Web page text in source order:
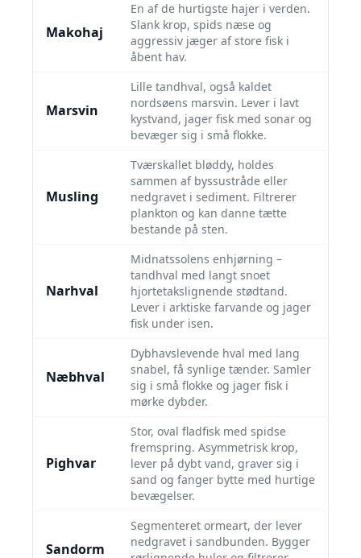
Makohaj
En af de hurtigste hajer i verden.
Slank krop, spids næse og
aggressiv jæger af store fisk i
åbent hav.
Marsvin
Lille tandhval, også kaldet
nordsøens marsvin. Lever i lavt
kystvand, jager fisk med sonar og
bevæger sig i små flokke.
Musling
Tværskallet bløddy, holdes
sammen af byssustråde eller
nedgravet i sediment. Filtrerer
plankton og kan danne tætte
bestande på sten.
Narhval
Midnatssolens enhjørning –
tandhval med langt snoet
hjortetakslignende stødtand.
Lever i arktiske farvande og jager
fisk under isen.
Næbhval
Dybhavslevende hval med lang
snabel, få synlige tænder. Samler
sig i små flokke og jager fisk i
mørke dybder.
Pighvar
Stor, oval fladfisk med spidse
fremspring. Asymmetrisk krop,
lever på dybt vand, graver sig i
sand og fanger bytte med hurtige
bevægelser.
Sandorm
Segmenteret ormeart, der lever
nedgravet i sandbunden. Bygger